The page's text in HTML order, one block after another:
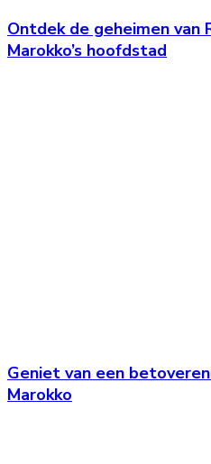
Ontdek de geheimen van
Marokko’s hoofdstad
Geniet van een
Marokko